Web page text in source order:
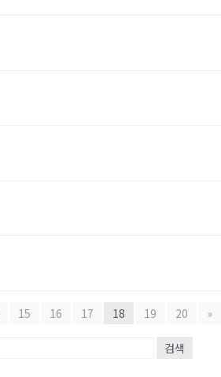
15 16 17 18 19 20 »
검색